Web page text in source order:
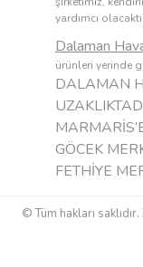
yardımcı
Dalaman
ürünleri yerinde
DALAMAN
GÖCEK
FETHİYE
© Tüm hakları